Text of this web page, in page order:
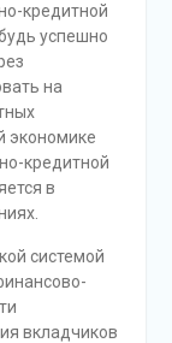
кредитной
успешно
на
экономике
кредитной
в
системой
вкладчиков